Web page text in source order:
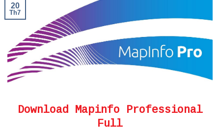
20
Th7
Download Mapinfo Professional
Full